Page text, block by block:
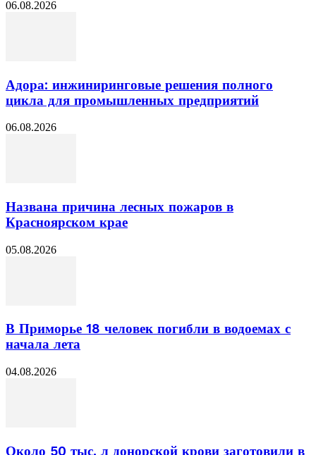
06.08.2026
Адора: инжиниринговые решения полного
цикла для промышленных предприятий
06.08.2026
Названа причина лесных пожаров в
Красноярском крае
05.08.2026
В Приморье 18 человек погибли в водоемах с
начала лета
04.08.2026
Около 50 тыс. л донорской крови заготовили в